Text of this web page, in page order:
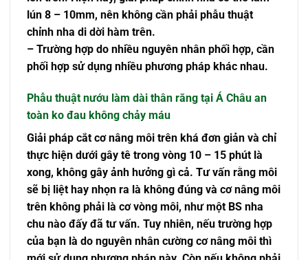
lún 8 – 10mm, nên không cần phải phẫu thuật
chỉnh nha di dời hàm trên.
– Trường hợp do nhiều nguyên nhân phối hợp, cần
phối hợp sử dụng nhiều phương pháp khác nhau.
Phẫu thuật nướu làm dài thân răng tại Á Châu an
toàn ko đau không chảy máu
Giải pháp cắt cơ nâng môi trên khá đơn giản và chỉ
thực hiện dưới gây tê trong vòng 10 – 15 phút là
xong, không gây ảnh hưởng gì cả. Tư vấn rằng môi
sẽ bị liệt hay nhọn ra là không đúng và cơ nâng môi
trên không phải là cơ vòng môi, như một BS nha
chu nào đấy đã tư vấn. Tuy nhiên, nếu trường hợp
của bạn là do nguyên nhân cường cơ nâng môi thì